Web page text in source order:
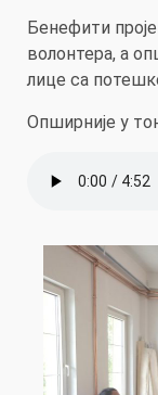
Бенефити
волонтера, а
лице са
Опширније у